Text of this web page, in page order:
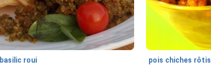
basilic roui pois chiches